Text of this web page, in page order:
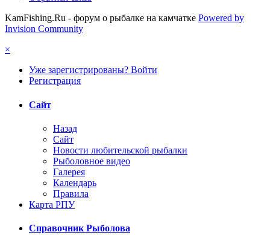
KamFishing.Ru - форум о рыбалке на камчатке Powered by
Invision Community
×
Уже зарегистрированы? Войти
Регистрация
Сайт
Назад
Сайт
Новости любительской рыбалки
Рыболовное видео
Галерея
Календарь
Правила
Карта РПУ
Справочник Рыболова